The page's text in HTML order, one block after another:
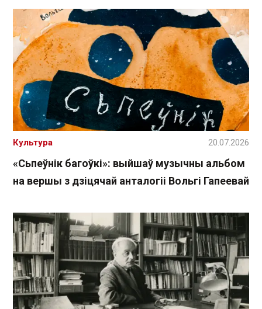
«Сьпеўнік багоўкі»: выйшаў музычны альбом
на вершы з дзіцячай анталогіі Вольгі Гапеевай
Культура 20.07.2026